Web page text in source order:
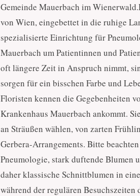
Gemeinde Mauerbach im
von Wien, eingebettet in die ruhige
spezialisierte Einrichtung für
Mauerbach um Patientinnen und
oft längere Zeit in Anspruch nimmt,
sorgen für ein bisschen Farbe und
Floristen kennen die Gegebenheiten
Krankenhaus Mauerbach ankommt.
an Sträußen wählen, von zarten
Gerbera-Arrangements. Bitte
Pneumologie, stark duftende Blumen
daher klassische Schnittblumen in
während der regulären